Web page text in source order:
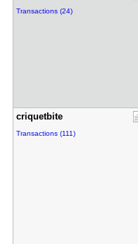
Transactions (24)
criquetbit​e
Transactions (111)